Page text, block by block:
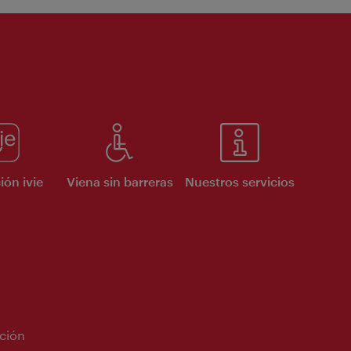
ivie Viena sin barreras Nuestros servicios